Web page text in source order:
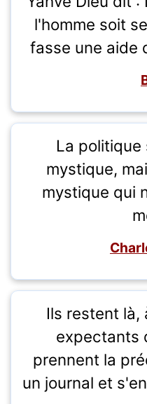
l'homme soit
fasse une aide
La politique
mystique,
mystique qui
Ils restent là,
expectants
prennent la
un journal et